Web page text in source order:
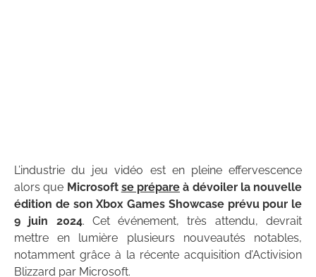
L’industrie du jeu vidéo est en pleine effervescence
alors que Microsoft se prépare à dévoiler la nouvelle
édition de son Xbox Games Showcase prévu pour le
9 juin 2024. Cet événement, très attendu, devrait
mettre en lumière plusieurs nouveautés notables,
notamment grâce à la récente acquisition d’Activision
Blizzard par Microsoft.